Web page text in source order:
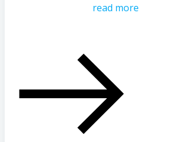
read more